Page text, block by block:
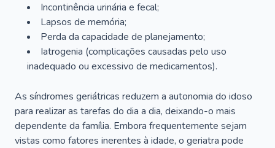
Incontinência urinária e fecal;
Lapsos de memória;
Perda da capacidade de planejamento;
Iatrogenia (complicações causadas pelo uso
inadequado ou excessivo de medicamentos).
As síndromes geriátricas reduzem a autonomia do idoso
para realizar as tarefas do dia a dia, deixando-o mais
dependente da família. Embora frequentemente sejam
vistas como fatores inerentes à idade, o geriatra pode